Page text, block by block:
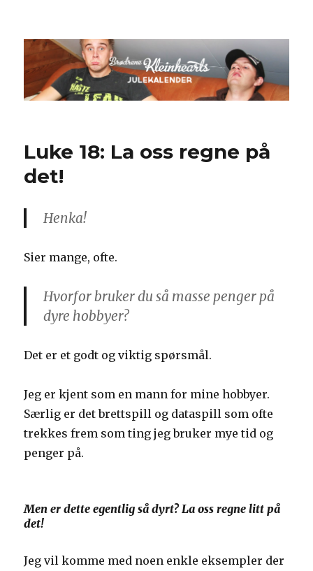
Kleinheart 2
Luke 18: La oss regne på
det!
Henka!
Sier mange, ofte.
Hvorfor bruker du så masse penger på
dyre hobbyer?
Det er et godt og viktig spørsmål.
Jeg er kjent som en mann for mine hobbyer.
Særlig er det brettspill og dataspill som ofte
trekkes frem som ting jeg bruker mye tid og
penger på.
Men er dette egentlig så dyrt? La oss regne litt på
det!
Jeg vil komme med noen enkle eksempler der